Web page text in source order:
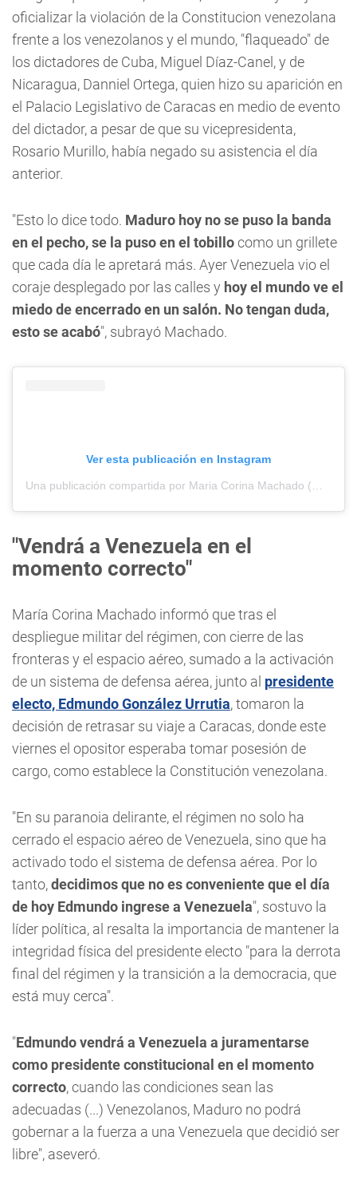
oficializar la violación de la Constitucion venezolana
frente a los venezolanos y el mundo, "flaqueado" de
los dictadores de Cuba, Miguel Díaz-Canel, y de
Nicaragua, Danniel Ortega, quien hizo su aparición en
el Palacio Legislativo de Caracas en medio de evento
del dictador, a pesar de que su vicepresidenta,
Rosario Murillo, había negado su asistencia el día
anterior.
"Esto lo dice todo. Maduro hoy no se puso la banda
en el pecho, se la puso en el tobillocomo un grillete
que cada día le apretará más. Ayer Venezuela vio el
coraje desplegado por las calles y hoy el mundo ve el
miedo de encerrado en un salón. No tengan duda,
esto se acabó", subrayó Machado.
Ver esta publicación en Instagram
"Vendrá a Venezuela en el
momento correcto"
María Corina Machado informó que tras el
despliegue militar del régimen, con cierre de las
fronteras y el espacio aéreo, sumado a la activación
de un sistema de defensa aérea, junto al presidente
electo, Edmundo González Urrutia, tomaron la
decisión de retrasar su viaje a Caracas, donde este
viernes el opositor esperaba tomar posesión de
cargo, como establece la Constitución venezolana.
"En su paranoia delirante, el régimen no solo ha
cerrado el espacio aéreo de Venezuela, sino que ha
activado todo el sistema de defensa aérea. Por lo
tanto,decidimos que no es conveniente que el día
de hoy Edmundo ingrese a Venezuela", sostuvo la
líder política, al resalta la importancia de mantener la
integridad física del presidente electo "para la derrota
final del régimen y la transición a la democracia, que
está muy cerca".
"Edmundo vendrá a Venezuela a juramentarse
como presidente constitucional en el momento
correcto, cuando las condiciones sean las
adecuadas (...) Venezolanos, Maduro no podrá
gobernar a la fuerza a una Venezuela que decidió ser
libre", aseveró.